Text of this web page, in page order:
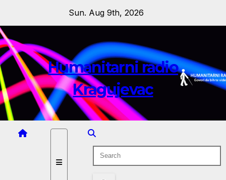
content
Sun. Aug 9th, 2026
Humanitarni radio
Kragujevac